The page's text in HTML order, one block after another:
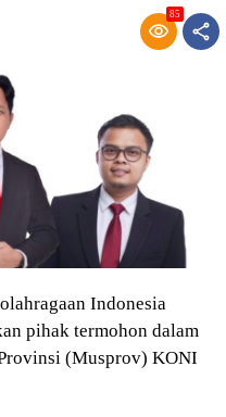
85
Indonesia
pihak termohon dalam
(Musprov) KONI